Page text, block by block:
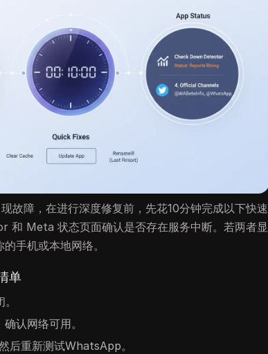
故障，在进行深度修复前，先花10分钟完成以下快速
和 Meta 状态页面确认是否存在服务中断。若两者显
手机或本地网络。
单
认网络可用。
后重新测试WhatsApp。